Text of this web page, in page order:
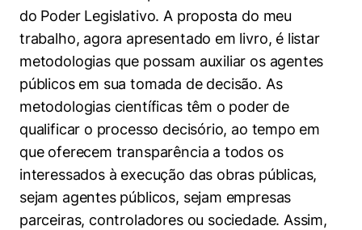
do Poder Legislativo. A proposta do meu
trabalho, agora apresentado em livro, é listar
metodologias que possam auxiliar os agentes
públicos em sua tomada de decisão. As
metodologias científicas têm o poder de
qualificar o processo decisório, ao tempo em
que oferecem transparência a todos os
interessados à execução das obras públicas,
sejam agentes públicos, sejam empresas
parceiras, controladores ou sociedade. Assim,